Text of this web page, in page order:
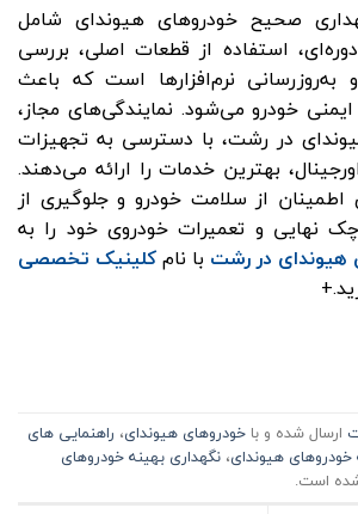
صحیح خودروهای هیوندای شامل
استفاده از قطعات اصلی، بررسی
نرم‌افزارها است که باعث
خودرو می‌شود. نمایندگی‌های مجاز،
در رشت، با دسترسی به تجهیزات
بهترین خدمات را ارائه می‌دهند.
از سلامت خودرو و جلوگیری از
نهایی و تعمیرات خودروی خود را به
هیوندای در رشت با نامکلینیک تخصصی
ارسال شده و با خودروهای هیوندای، راهنمایی های
خودروهای هیوندای، نگهداری بهینه خودروهای
است.